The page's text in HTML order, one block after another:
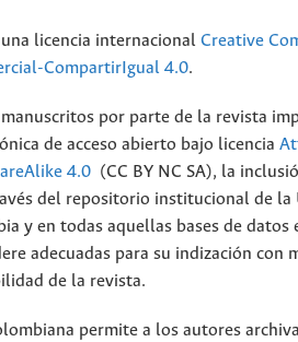
licencia internacional Creative
CompartirIgual 4.0.
por parte de la revista
de acceso abierto bajo licencia
4.0 (CC BY NC SA), la
del repositorio institucional de la
y en todas aquellas bases de datos
adecuadas para su indización con
de la revista.
permite a los autores